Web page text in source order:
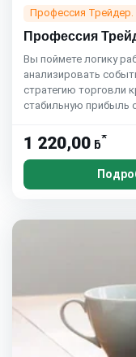
Профессия Трейдер.
Профессия
Вы поймете логику
анализировать
стратегию торговли
стабильную прибыль
1 220,00 ƃ*